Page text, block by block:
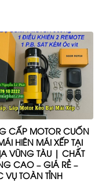
CẤP MOTOR CUỐN
HIÊN MÁI XẾP TẠI
VŨNG TÀU | CHẤT
CAO – GIÁ RẺ –
VỤ TOÀN TỈNH